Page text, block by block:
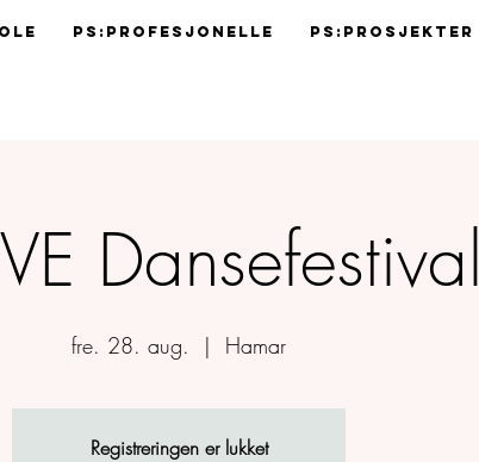
Ps:Profesjonelle Ps:Prosjekter
Dansefestival
fre. 28. aug.
  |
Hamar
Registreringen er lukket